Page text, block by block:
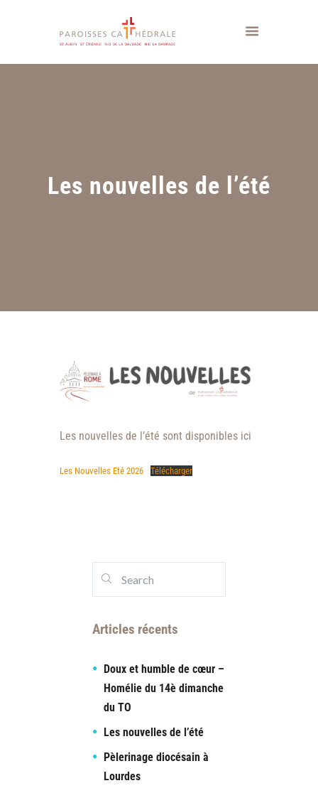
Les nouvelles de l’été
Les nouvelles de l’été sont disponibles ici
Les Nouvelles Eté 2026 Télécharger
Articles récents
Doux et humble de cœur –
Homélie du 14è dimanche
du TO
Les nouvelles de l’été
Pèlerinage diocésain à
Lourdes